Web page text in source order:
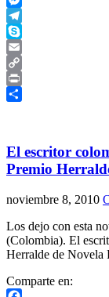
Messenger
Telegram
Skype
Email
Copy
Link
Print
El escritor
Premio
noviembre 8, 2010
Los dejo con esta
(Colombia). El
Herralde de Novela
Comparte en: